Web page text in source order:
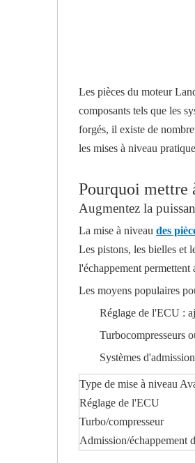
Les pièces du moteur
composants tels que les
forgés, il existe de
les mises à niveau
Pourquoi mettre
Augmentez la
La mise à niveau des
Les pistons, les bielles et
l'échappement
Les moyens populaires
Réglage de l'ECU :
Turbocompresseurs
Systèmes
Type de mise à niveau
Réglage de l'ECU
Turbo/compresseur
Admission/échappement